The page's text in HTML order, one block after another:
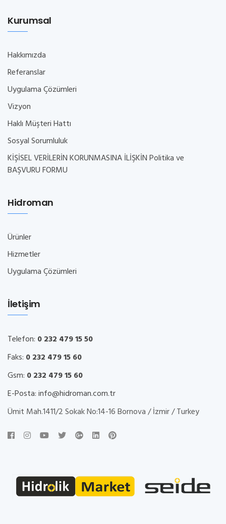
Kurumsal
Hakkımızda
Referanslar
Uygulama Çözümleri
Vizyon
Haklı Müşteri Hattı
Sosyal Sorumluluk
KİŞİSEL VERİLERİN KORUNMASINA İLİŞKİN Politika ve
BAŞVURU FORMU
Hidroman
Ürünler
Hizmetler
Uygulama Çözümleri
İletişim
Telefon: 0 232 479 15 50
Faks: 0 232 479 15 60
Gsm: 0 232 479 15 60
E-Posta:info@hidroman.com.tr
Ümit Mah.1411/2 Sokak No:14-16 Bornova / İzmir / Turkey